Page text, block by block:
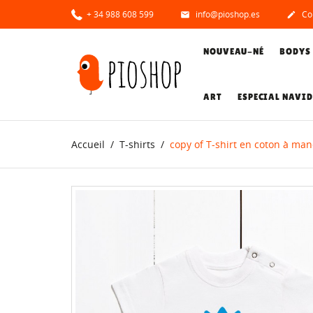
+ 34 988 608 599  info@pioshop.es 
NOUVEAU-NÉ BODYS
ART ESPECIAL
Accueil T-shirts copy of T-shirt en coton à